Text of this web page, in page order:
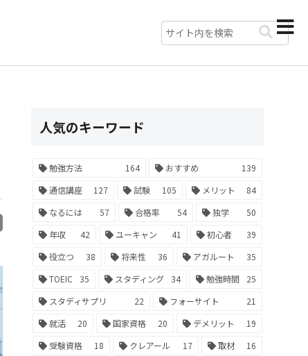
人気のキーワード
勉強方法 164 おすすめ
139
通信講座
127 試験 105 メリット
84
なるには
57 合格率 54 独学
50
年収
42 ユーキャン 41 初心者
39
役立つ
38 将来性 36 アガルート
35
TOEIC
35 スタディング 34 勉強時間
25
スタディサプリ
22 フォーサイト
21
就活
20 国家資格 20 デメリット
19
受験資格
18 クレアール 17 取材
16